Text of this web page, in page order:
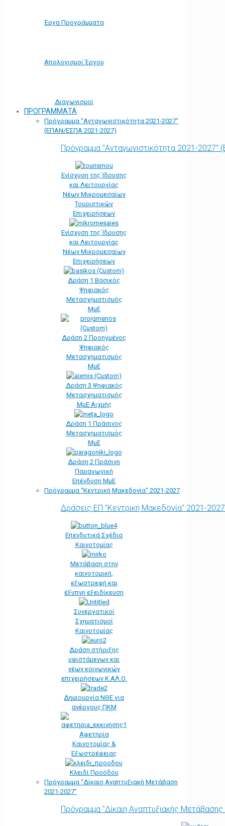
Έργα Προγράμματα
Απολογισμοί Έργου
Διαγωνισμοί
ΠΡΟΓΡΑΜΜΑΤΑ
Πρόγραμμα “Ανταγωνιστικότητα 2021-2027”
(ΕΠΑΝ/ΕΣΠΑ 2021-2027)
Πρόγραμμα "Ανταγωνιστικότητα 2021-
Ενίσχυση της Ίδρυσης
και Λειτουργίας
Νέων Μικρομεσαίων
Τουριστικών
Επιχειρήσεων
Ενίσχυση της Ίδρυσης
και Λειτουργίας
Νέων Μικρομεσαίων
Επιχειρήσεων
Δράση 1 Βασικός
Ψηφιακός
Μετασχηματισμός
ΜμΕ
Δράση 2 Προηγμένος
Ψηφιακός
Μετασχηματισμός
ΜμΕ
Δράση 3 Ψηφιακός
Μετασχηματισμός
ΜμΕ Αιχμής
Δράση 1 Πράσινος
Μετασχηματισμός
ΜμΕ
Δράση 2 Πράσινη
Παραγωγική
Επένδυση ΜμΕ
Πρόγραμμα “Κεντρική Μακεδονία” 2021-2027
Δράσεις ΕΠ "Κεντρική Μακεδονία" 2021-2027
Επενδυτικά Σχέδια
Καινοτομίας
Μετάβαση στην
καινοτομική,
εξωστρεφή και
έξυπνη εξειδίκευση
Συνεργατικοί
Σχηματισμοί
Καινοτομίας
Δράση στήριξης
υφιστάμενων και
νέων κοινωνικών
επιχειρήσεων Κ.ΑΛ.Ο.
Δημιουργία ΝΘΕ για
ανέργους ΠΚΜ
Αφετηρία
Kαινοτομίας &
Εξωστρέφειας
Κλειδί Προόδου
Πρόγραμμα “Δίκαιη Αναπτυξιακή Μετάβαση
2021-2027”
Πρόγραμμα "Δίκαιη Αναπτυξιακής